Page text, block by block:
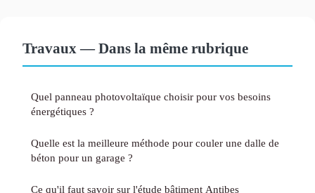
Travaux — Dans la même rubrique
Quel panneau photovoltaïque choisir pour vos besoins
énergétiques ?
Quelle est la meilleure méthode pour couler une dalle de
béton pour un garage ?
Ce qu'il faut savoir sur l'étude bâtiment Antibes